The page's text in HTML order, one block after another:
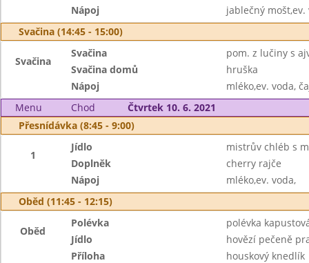
Nápoj
jablečný mošt,ev.
Svačina (14:45 - 15:00)
Svačina
Svačina
pom. z lučiny s
Svačina domů
hruška
Nápoj
mléko,ev. voda,
Menu
Chod
Čtvrtek 10. 6. 2021
Přesnídávka (8:45 - 9:00)
1
Jídlo
mistrův chléb s
Doplněk
cherry rajče
Nápoj
mléko,ev. voda,
Oběd (11:45 - 12:15)
Oběd
Polévka
polévka
Jídlo
hovězí pečeně
Příloha
houskový knedlík